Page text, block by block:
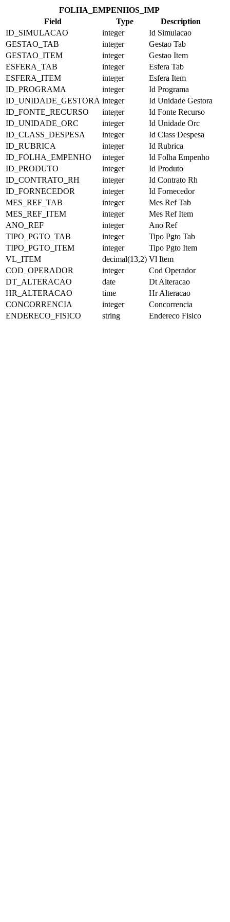
FOLHA_EMPENHOS_IMP
Field
Type
Description
ID_SIMULACAO
integer
Id Simulacao
GESTAO_TAB
integer
Gestao Tab
GESTAO_ITEM
integer
Gestao Item
ESFERA_TAB
integer
Esfera Tab
ESFERA_ITEM
integer
Esfera Item
ID_PROGRAMA
integer
Id Programa
ID_UNIDADE_GESTORA integer
Id Unidade Gestora
ID_FONTE_RECURSO
integer
Id Fonte Recurso
ID_UNIDADE_ORC
integer
Id Unidade Orc
ID_CLASS_DESPESA
integer
Id Class Despesa
ID_RUBRICA
integer
Id Rubrica
ID_FOLHA_EMPENHO
integer
Id Folha Empenho
ID_PRODUTO
integer
Id Produto
ID_CONTRATO_RH
integer
Id Contrato Rh
ID_FORNECEDOR
integer
Id Fornecedor
MES_REF_TAB
integer
Mes Ref Tab
MES_REF_ITEM
integer
Mes Ref Item
ANO_REF
integer
Ano Ref
TIPO_PGTO_TAB
integer
Tipo Pgto Tab
TIPO_PGTO_ITEM
integer
Tipo Pgto Item
VL_ITEM
decimal(13,2) Vl Item
COD_OPERADOR
integer
Cod Operador
DT_ALTERACAO
date
Dt Alteracao
HR_ALTERACAO
time
Hr Alteracao
CONCORRENCIA
integer
Concorrencia
ENDERECO_FISICO
string Endereco Fisico